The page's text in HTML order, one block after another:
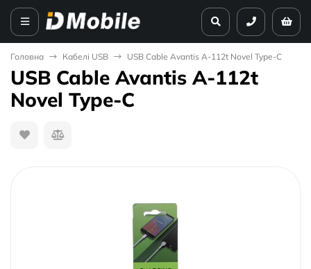
Головна Кабелі USB USB Cable Avantis A-112t Novel Type-C
USB Cable Avantis A-112t
Novel Type-C